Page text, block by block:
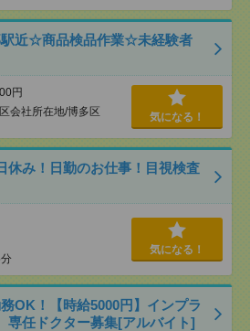
近☆商品検品作業☆未経験者
円
会社所在地/博多区 気になる！
休み！日勤のお仕事！目視検査
気になる！
OK！【時給5000円】インプラ
専任ドクター募集[アルバイト]